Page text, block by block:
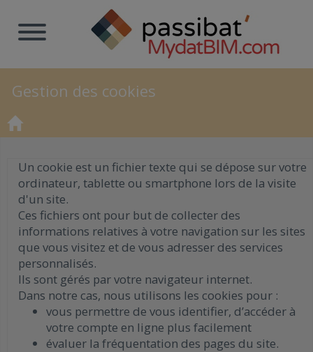
Gestion des cookies
Un cookie est un fichier texte qui se dépose sur votre
ordinateur, tablette ou smartphone lors de la visite
d'un site.
Ces fichiers ont pour but de collecter des
informations relatives à votre navigation sur les sites
que vous visitez et de vous adresser des services
personnalisés.
Ils sont gérés par votre navigateur internet.
Dans notre cas, nous utilisons les cookies pour :
vous permettre de vous identifier, d’accéder à
votre compte en ligne plus facilement
évaluer la fréquentation des pages du site.